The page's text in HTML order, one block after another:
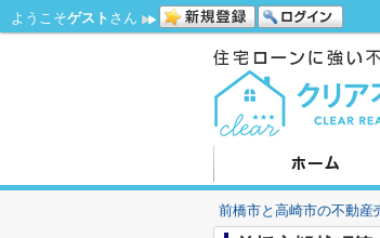
ようこそゲスト さん
前橋市と高崎市の不動産